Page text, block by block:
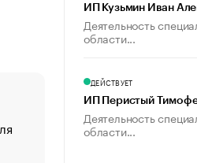
«От спорта тело стареет
создавшей GTA
ИП Кузьмин Иван
Деятельность
области...
ДЕЙСТВУЕТ
ИП Перистый
Деятельность
области...